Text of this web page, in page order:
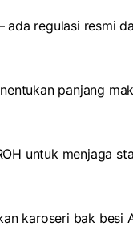
regulasi resmi
panjang
untuk menjaga
karoseri bak besi